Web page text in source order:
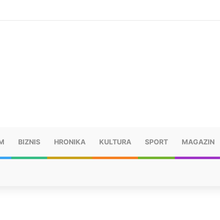
BIZNIS HRONIKA KULTURA SPORT MAGAZIN